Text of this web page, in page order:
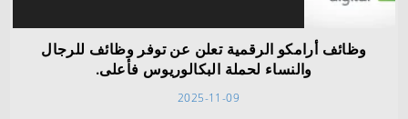
وظائف أرامكو الرقمية تعلن عن توفر وظائف للرجال
والنساء لحملة البكالوريوس فأعلى.
2025-11-09